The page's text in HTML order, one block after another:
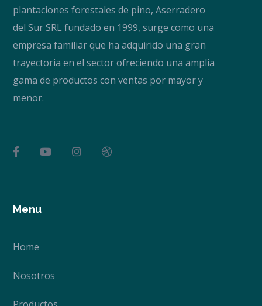
plantaciones forestales de pino, Aserradero
del Sur SRL fundado en 1999, surge como una
empresa familiar que ha adquirido una gran
trayectoria en el sector ofreciendo una amplia
gama de productos con ventas por mayor y
menor.
Menu
Home
Nosotros